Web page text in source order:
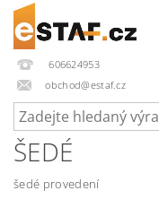
606624953
obchod@estaf.cz
ŠEDÉ
šedé provedení